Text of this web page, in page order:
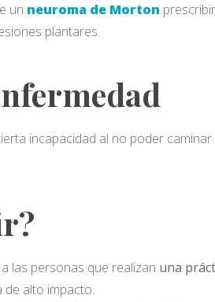
un neuroma de Morton
plantares.
incapacidad al no poder
las personas que realizan una
de alto impacto.